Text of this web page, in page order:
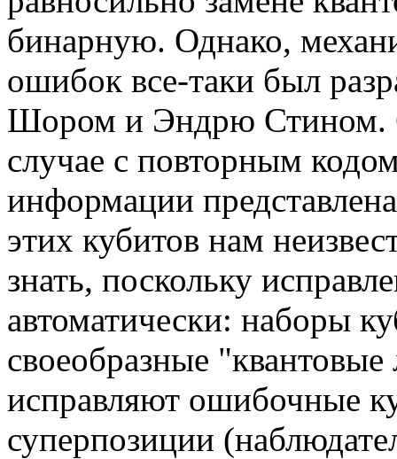
бинарную. Однако,
ошибок все-таки был
Шором и Эндрю Стином.
случае с повторным
информации
этих кубитов нам
знать, поскольку
автоматически: наборы
своеобразные
исправляют ошибочные
суперпозиции